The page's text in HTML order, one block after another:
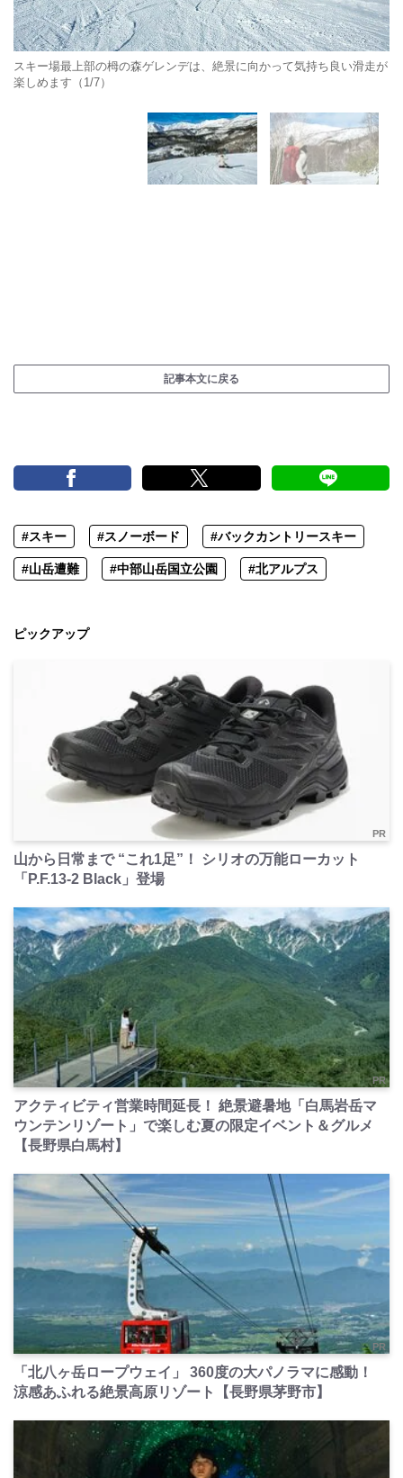
スキー場最上部の栂の森ゲレンデは、絶景に向かって気持ち良い滑走が
楽しめます（1/7）
記事本文に戻る
#スキー #スノーボード #バックカントリースキー
#山岳遭難 #中部山岳国立公園 #北アルプス
ピックアップ
PR
山から日常まで “これ1足”！ シリオの万能ローカット
「P.F.13-2 Black」登場
PR
アクティビティ営業時間延長！ 絶景避暑地「白馬岩岳マ
ウンテンリゾート」で楽しむ夏の限定イベント＆グルメ
【長野県白馬村】
PR
「北八ヶ岳ロープウェイ」 360度の大パノラマに感動！
涼感あふれる絶景高原リゾート【長野県茅野市】